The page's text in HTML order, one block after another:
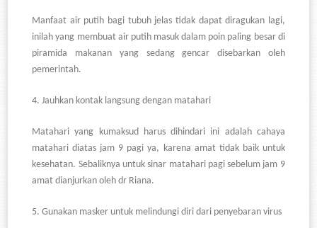
Manfaat air putih bagi tubuh jelas tidak dapat diragukan lagi,
inilah yang membuat air putih masuk dalam poin paling besar di
piramida makanan yang sedang gencar disebarkan oleh
pemerintah.
4.Jauhkan kontak langsung dengan matahari
Matahari yang kumaksud harus dihindari ini adalah cahaya
matahari diatas jam 9 pagi ya, karena amat tidak baik untuk
kesehatan. Sebaliknya untuk sinar matahari pagi sebelum jam 9
amat dianjurkan oleh dr Riana.
5.Gunakan masker untuk melindungi diri dari penyebaran virus